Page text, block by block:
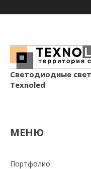
Светодиодные
Texnoled
Портфолио